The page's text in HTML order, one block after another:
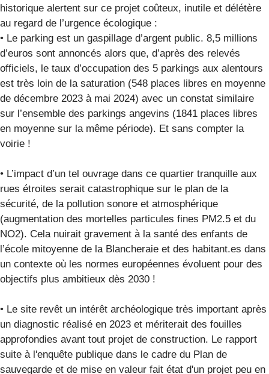
historique alertent sur ce projet coûteux, inutile et délétère
au regard de l’urgence écologique :
• Le parking est un gaspillage d’argent public. 8,5 millions
d’euros sont annoncés alors que, d’après des relevés
officiels, le taux d’occupation des 5 parkings aux alentours
est très loin de la saturation (548 places libres en moyenne
de décembre 2023 à mai 2024) avec un constat similaire
sur l’ensemble des parkings angevins (1841 places libres
en moyenne sur la même période). Et sans compter la
voirie !
• L’impact d’un tel ouvrage dans ce quartier tranquille aux
rues étroites serait catastrophique sur le plan de la
sécurité, de la pollution sonore et atmosphérique
(augmentation des mortelles particules fines PM2.5 et du
NO2). Cela nuirait gravement à la santé des enfants de
l’école mitoyenne de la Blancheraie et des habitant.es dans
un contexte où les normes européennes évoluent pour des
objectifs plus ambitieux dès 2030 !
• Le site revêt un intérêt archéologique très important après
un diagnostic réalisé en 2023 et mériterait des fouilles
approfondies avant tout projet de construction. Le rapport
suite à l'enquête publique dans le cadre du Plan de
sauvegarde et de mise en valeur fait état d'un projet peu en